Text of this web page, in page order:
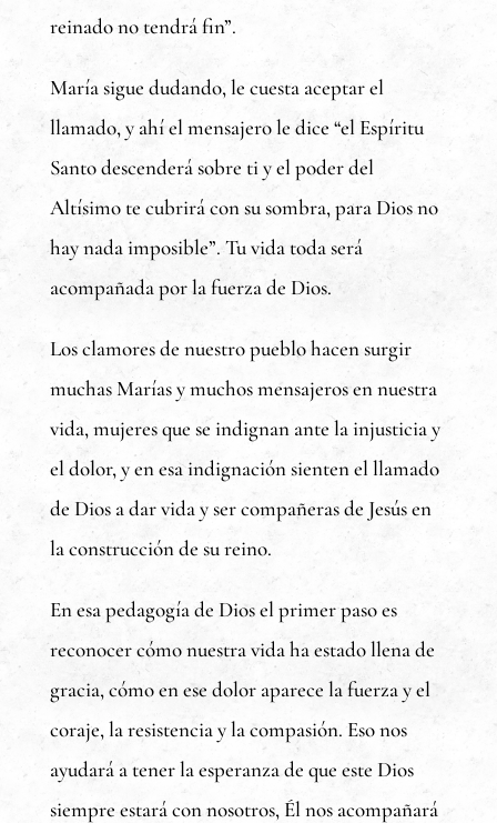
reinado no tendrá fin”.
María sigue dudando, le cuesta aceptar el
llamado, y ahí el mensajero le dice “el Espíritu
Santo descenderá sobre ti y el poder del
Altísimo te cubrirá con su sombra, para Dios no
hay nada imposible”. Tu vida toda será
acompañada por la fuerza de Dios.
Los clamores de nuestro pueblo hacen surgir
muchas Marías y muchos mensajeros en nuestra
vida, mujeres que se indignan ante la injusticia y
el dolor, y en esa indignación sienten el llamado
de Dios a dar vida y ser compañeras de Jesús en
la construcción de su reino.
En esa pedagogía de Dios el primer paso es
reconocer cómo nuestra vida ha estado llena de
gracia, cómo en ese dolor aparece la fuerza y el
coraje, la resistencia y la compasión. Eso nos
ayudará a tener la esperanza de que este Dios
siempre estará con nosotros, Él nos acompañará